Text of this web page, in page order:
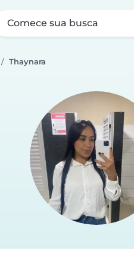
Comece sua busca
Thaynara